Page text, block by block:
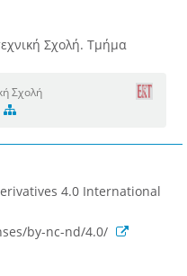
Σχολή. Τμήμα
Σχολή
4.0 International
by-nc-nd/4.0/